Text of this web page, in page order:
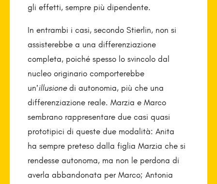
gli effetti, sempre più dipendente.
In entrambi i casi, secondo Stierlin, non si
assisterebbe a una differenziazione
completa, poiché spesso lo svincolo dal
nucleo originario comporterebbe
un’illusionedi autonomia, più che una
differenziazione reale. Marzia e Marco
sembrano rappresentare due casi quasi
prototipici di queste due modalità: Anita
ha sempre preteso dalla figlia Marzia che si
rendesse autonoma, ma non le perdona di
averla abbandonata per Marco; Antonia